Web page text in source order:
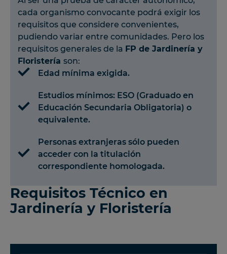
cada organismo convocante podrá exigir los
requisitos que considere convenientes,
pudiendo variar entre comunidades. Pero los
requisitos generales de la FP de Jardinería y
Floristería son:
Edad mínima exigida.
Estudios mínimos: ESO (Graduado en
Educación Secundaria Obligatoria) o
equivalente.
Personas extranjeras sólo pueden
acceder con la titulación
correspondiente homologada.
Requisitos Técnico en
Jardinería y Floristería